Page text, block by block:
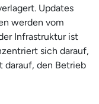
Updates
werden vom
Infrastruktur ist
sich darauf,
darauf, den Betrieb